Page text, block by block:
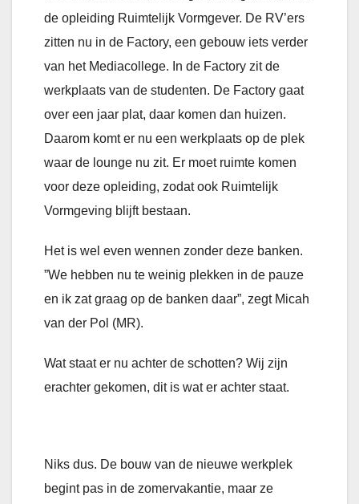
de opleiding Ruimtelijk Vormgever. De RV’ers
zitten nu in de Factory, een gebouw iets verder
van het Mediacollege. In de Factory zit de
werkplaats van de studenten. De Factory gaat
over een jaar plat, daar komen dan huizen.
Daarom komt er nu een werkplaats op de plek
waar de lounge nu zit. Er moet ruimte komen
voor deze opleiding, zodat ook Ruimtelijk
Vormgeving blijft bestaan.
Het is wel even wennen zonder deze banken.
”We hebben nu te weinig plekken in de pauze
en ik zat graag op de banken daar”, zegt Micah
van der Pol (MR).
Wat staat er nu achter de schotten? Wij zijn
erachter gekomen, dit is wat er achter staat.
Niks dus. De bouw van de nieuwe werkplek
begint pas in de zomervakantie, maar ze